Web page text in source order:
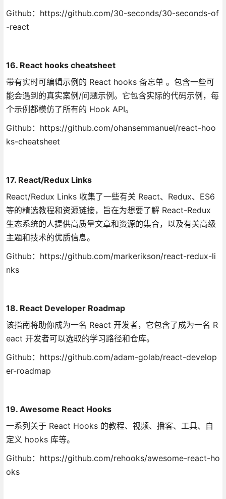
Github：https://github.com/30-seconds/30-seconds-of
-react
16. React hooks cheatsheet
带有实时可编辑示例的 React hooks 备忘单 。包含一些可
能会遇到的真实案例/问题示例。它包含实际的代码示例，每
个示例都模仿了所有的 Hook API。
Github：https://github.com/ohansemmanuel/react-hoo
ks-cheatsheet
17. React/Redux Links
React/Redux Links 收集了一些有关 React、Redux、ES6
等的精选教程和资源链接，旨在为想要了解 React-Redux
生态系统的人提供高质量文章和资源的集合，以及有关高级
主题和技术的优质信息。
Github：https://github.com/markerikson/react-redux-li
nks
18. React Developer Roadmap
该指南将助你成为一名 React 开发者，它包含了成为一名 R
eact 开发者可以选取的学习路径和仓库。
Github：https://github.com/adam-golab/react-develop
er-roadmap
19. Awesome React Hooks
一系列关于 React Hooks 的教程、视频、播客、工具、自
定义 hooks 库等。
Github：https://github.com/rehooks/awesome-react-ho
oks